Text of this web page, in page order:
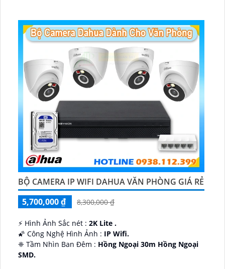
BỘ CAMERA IP WIFI DAHUA VĂN PHÒNG GIÁ RẺ
5,700,000 ₫
8,300,000 ₫
️⚡ Hình Ảnh Sắc nét : 2K Lite .
🌠 Công Nghệ Hình Ảnh : IP Wifi.
❈ Tầm Nhìn Ban Đêm : Hồng Ngoại 30m Hồng Ngoại
SMD.